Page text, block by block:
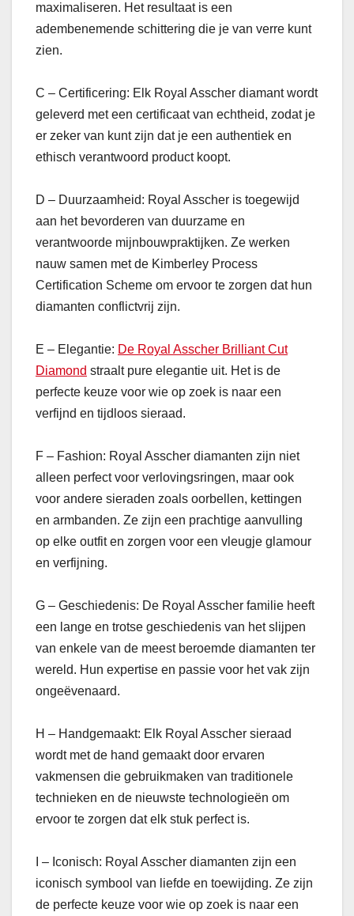
maximaliseren. Het resultaat is een
adembenemende schittering die je van verre kunt
zien.
C – Certificering: Elk Royal Asscher diamant wordt
geleverd met een certificaat van echtheid, zodat je
er zeker van kunt zijn dat je een authentiek en
ethisch verantwoord product koopt.
D – Duurzaamheid: Royal Asscher is toegewijd
aan het bevorderen van duurzame en
verantwoorde mijnbouwpraktijken. Ze werken
nauw samen met de Kimberley Process
Certification Scheme om ervoor te zorgen dat hun
diamanten conflictvrij zijn.
E – Elegantie: De Royal Asscher Brilliant Cut
Diamond straalt pure elegantie uit. Het is de
perfecte keuze voor wie op zoek is naar een
verfijnd en tijdloos sieraad.
F – Fashion: Royal Asscher diamanten zijn niet
alleen perfect voor verlovingsringen, maar ook
voor andere sieraden zoals oorbellen, kettingen
en armbanden. Ze zijn een prachtige aanvulling
op elke outfit en zorgen voor een vleugje glamour
en verfijning.
G – Geschiedenis: De Royal Asscher familie heeft
een lange en trotse geschiedenis van het slijpen
van enkele van de meest beroemde diamanten ter
wereld. Hun expertise en passie voor het vak zijn
ongeëvenaard.
H – Handgemaakt: Elk Royal Asscher sieraad
wordt met de hand gemaakt door ervaren
vakmensen die gebruikmaken van traditionele
technieken en de nieuwste technologieën om
ervoor te zorgen dat elk stuk perfect is.
I – Iconisch: Royal Asscher diamanten zijn een
iconisch symbool van liefde en toewijding. Ze zijn
de perfecte keuze voor wie op zoek is naar een